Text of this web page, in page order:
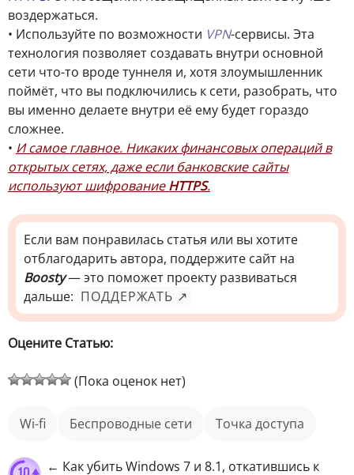
воздержаться.
• Используйте по возможности VPN-сервисы. Эта
технология позволяет создавать внутри основной
сети что-то вроде туннеля и, хотя злоумышленник
поймёт, что вы подключились к сети, разобрать, что
вы именно делаете внутри её ему будет гораздо
сложнее.
• И самое главное. Никаких финансовых операций в
открытых сетях, даже если банковские сайты
используют шифрованиеHTTPS.
Если вам понравилась статья или вы хотите
отблагодарить автора, поддержите сайт на
Boosty— это поможет проекту развиваться
дальше: ПОДДЕРЖАТЬ ↗
Оцените Статью:
(Пока оценок нет)
wi-fi беспроводные сети точка доступа
← Как убить Windows 7 и 8.1, откатившись к